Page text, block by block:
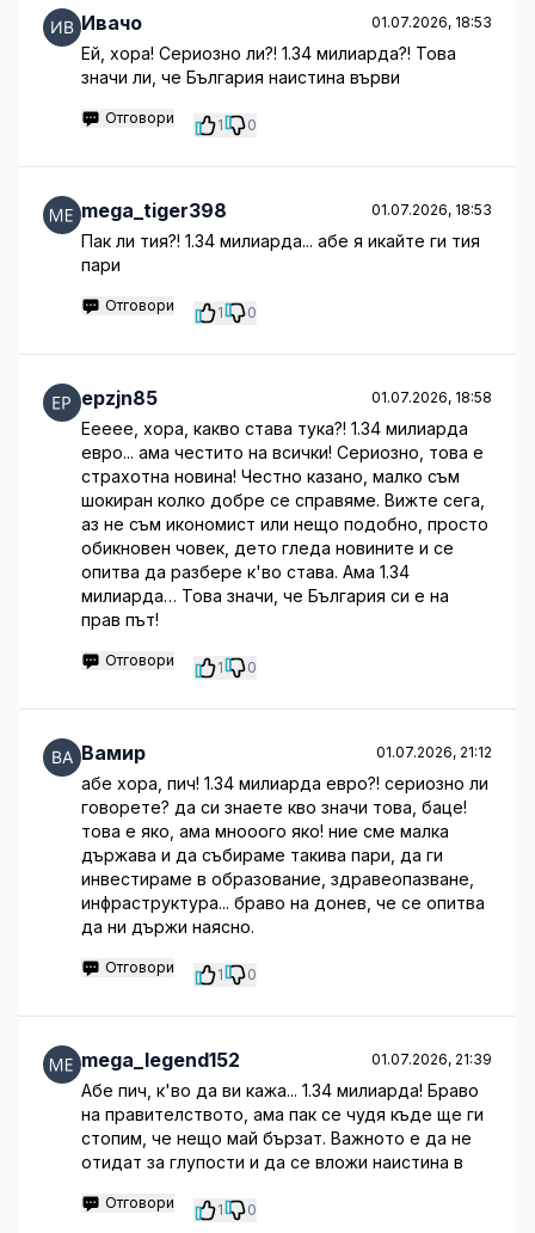
Ивачо 01.07.2026, 18:53
Ей, хора! Сериозно ли?! 1.34 милиарда?! Това
значи ли, че България наистина върви
Отговори 1 0
mega_tiger398 01.07.2026, 18:53
Пак ли тия?! 1.34 милиарда... абе я икайте ги тия
пари
Отговори 1 0
epzjn85 01.07.2026, 18:58
Еееее, хора, какво става тука?! 1.34 милиарда
евро... ама честито на всички! Сериозно, това е
страхотна новина! Честно казано, малко съм
шокиран колко добре се справяме. Вижте сега,
аз не съм икономист или нещо подобно, просто
обикновен човек, дето гледа новините и се
опитва да разбере к'во става. Ама 1.34
милиарда… Това значи, че България си е на
прав път!
Отговори 1 0
Вамир 01.07.2026, 21:12
абе хора, пич! 1.34 милиарда евро?! сериозно ли
говорете? да си знаете кво значи това, баце!
това е яко, ама мнооого яко! ние сме малка
държава и да събираме такива пари, да ги
инвестираме в образование, здравеопазване,
инфраструктура... браво на донев, че се опитва
да ни държи наясно.
Отговори 1 0
mega_legend152 01.07.2026, 21:39
Абе пич, к'во да ви кажа... 1.34 милиарда! Браво
на правителството, ама пак се чудя къде ще ги
стопим, че нещо май бързат. Важното е да не
отидат за глупости и да се вложи наистина в
Отговори 1 0